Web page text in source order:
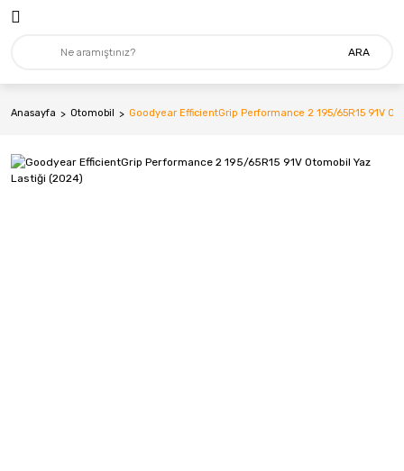
ARA
Anasayfa Otomobil Goodyear EfficientGrip Performance 2 195/65R15 91V